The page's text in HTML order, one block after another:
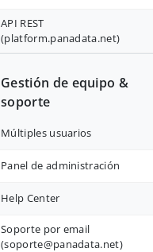
API REST
(platform.panadata.net)
Gestión de equipo &
soporte
Múltiples usuarios
Panel de administración
Help Center
Soporte por email
(soporte@panadata.net)